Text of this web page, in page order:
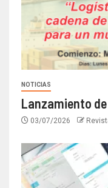
NOTICIAS
Lanzamiento de
03/07/2026